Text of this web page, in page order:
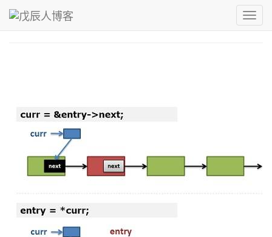
青，取之于蓝而青于蓝；冰，水为之而寒于水。
戊辰人博客 ›